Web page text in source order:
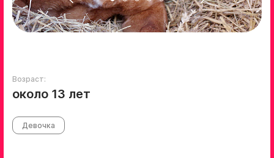
Возраст:
около 13 лет
Девочка